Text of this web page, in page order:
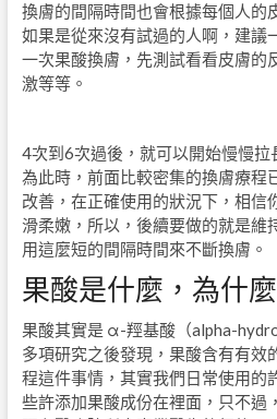
換膚的間隔時間也會根據每個人的
如果是從來沒有試過的人啊，建議
一次果酸換膚，先測試看看皮膚的
激等等。
4次到6次過後，就可以開始慢慢拉
為此時，前面比較密集的換膚療程
改善，在正確使用的狀況下，相信
滑柔嫩，所以，後續要做的就是維
用這麼短的間隔時間來不斷換膚。
果酸是什麼，為什
果酸其實是 α-羥基酸（alpha-
多項研究之後發現，果酸含有有效
程這件事情，其實我們日常使用的
些許添加果酸成份在裡面，只不過